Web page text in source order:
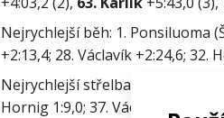
Nejrychlejší běh: 1. Ponsiluoma
+2:13,4; 28. Václavík +2:24,6; 32.
Nejrychlejší střelba: 1. Strelow
Hornig 1:9,0; 37. Václavík 1:49,5;